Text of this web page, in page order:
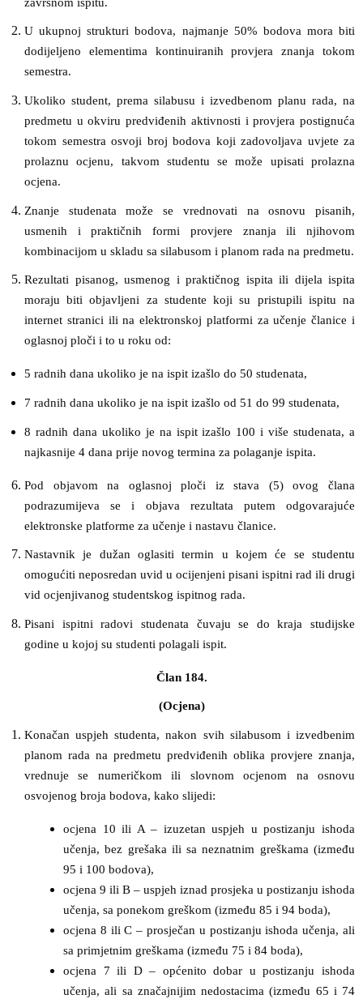
U ukupnoj strukturi bodova, najmanje 50% bodova mora biti
dodijeljeno elementima kontinuiranih provjera znanja tokom
semestra.
Ukoliko student, prema silabusu i izvedbenom planu rada, na
predmetu u okviru predviđenih aktivnosti i provjera postignuća
tokom semestra osvoji broj bodova koji zadovoljava uvjete za
prolaznu ocjenu, takvom studentu se može upisati prolazna
ocjena.
Znanje studenata može se vrednovati na osnovu pisanih,
usmenih i praktičnih formi provjere znanja ili njihovom
kombinacijom u skladu sa silabusom i planom rada na predmetu.
Rezultati pisanog, usmenog i praktičnog ispita ili dijela ispita
moraju biti objavljeni za studente koji su pristupili ispitu na
internet stranici ili na elektronskoj platformi za učenje članice i
oglasnoj ploči i to u roku od:
5 radnih dana ukoliko je na ispit izašlo do 50 studenata,
7 radnih dana ukoliko je na ispit izašlo od 51 do 99 studenata,
8 radnih dana ukoliko je na ispit izašlo 100 i više studenata, a
najkasnije 4 dana prije novog termina za polaganje ispita.
Pod objavom na oglasnoj ploči iz stava (5) ovog člana
podrazumijeva se i objava rezultata putem odgovarajuće
elektronske platforme za učenje i nastavu članice.
Nastavnik je dužan oglasiti termin u kojem će se studentu
omogućiti neposredan uvid u ocijenjeni pisani ispitni rad ili drugi
vid ocjenjivanog studentskog ispitnog rada.
Pisani ispitni radovi studenata čuvaju se do kraja studijske
godine u kojoj su studenti polagali ispit.
Član 184.
(Ocjena)
Konačan uspjeh studenta, nakon svih silabusom i izvedbenim
planom rada na predmetu predviđenih oblika provjere znanja,
vrednuje se numeričkom ili slovnom ocjenom na osnovu
osvojenog broja bodova, kako slijedi:
ocjena 10 ili A – izuzetan uspjeh u postizanju ishoda
učenja, bez grešaka ili sa neznatnim greškama (između
95 i 100 bodova),
ocjena 9 ili B – uspjeh iznad prosjeka u postizanju ishoda
učenja, sa ponekom greškom (između 85 i 94 boda),
ocjena 8 ili C – prosječan u postizanju ishoda učenja, ali
sa primjetnim greškama (između 75 i 84 boda),
ocjena 7 ili D – općenito dobar u postizanju ishoda
učenja, ali sa značajnijim nedostacima (između 65 i 74